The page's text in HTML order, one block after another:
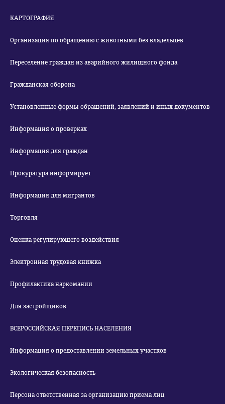
КАРТОГРАФИЯ
Организация по обращению с животными без владельцев
Переселение граждан из аварийного жилищного фонда
Гражданская оборона
Установленные формы обращений, заявлений и иных документов
Информация о проверках
Информация для граждан
Прокуратура информирует
Информация для мигрантов
Торговля
Оценка регулирующего воздействия
Электронная трудовая книжка
Профилактика наркомании
Для застройщиков
ВСЕРОССИЙСКАЯ ПЕРЕПИСЬ НАСЕЛЕНИЯ
Информация о предоставлении земельных участков
Экологическая безопасность
Персона ответственная за организацию приема лиц